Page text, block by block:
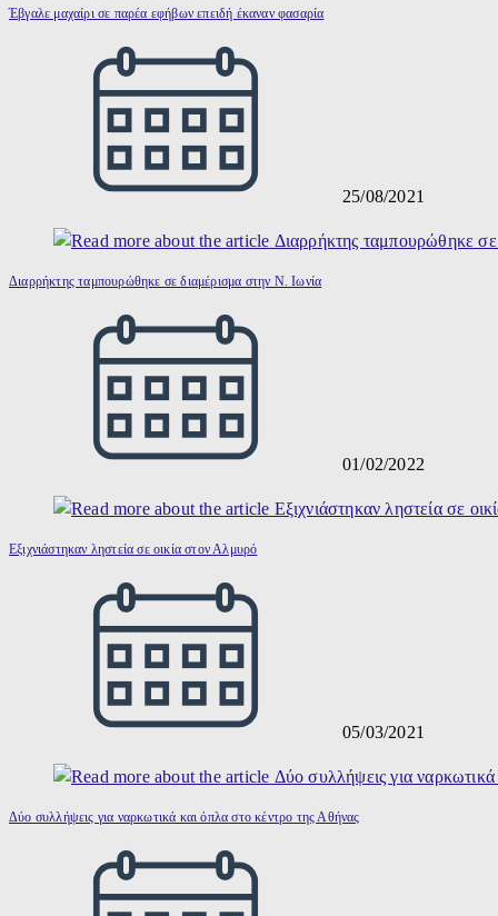
Έβγαλε μαχαίρι σε παρέα εφήβων επειδή έκαναν φασαρία
25/08/2021
Διαρρήκτης ταμπουρώθηκε σε διαμέρισμα στην Ν. Ιωνία
01/02/2022
Εξιχνιάστηκαν ληστεία σε οικία στον Αλμυρό
05/03/2021
Δύο συλλήψεις για ναρκωτικά και όπλα στο κέντρο της Αθήνας